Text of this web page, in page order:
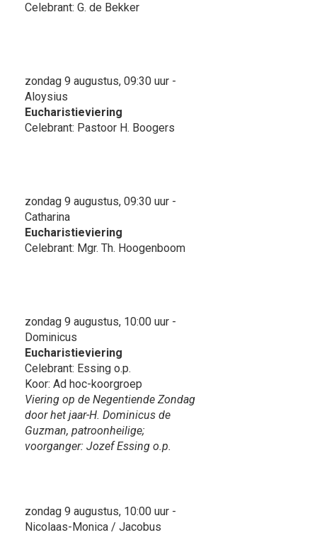
Celebrant: G. de Bekker
zondag 9 augustus, 09:30 uur -
Aloysius
Eucharistieviering
Celebrant: Pastoor H. Boogers
zondag 9 augustus, 09:30 uur -
Catharina
Eucharistieviering
Celebrant: Mgr. Th. Hoogenboom
zondag 9 augustus, 10:00 uur -
Dominicus
Eucharistieviering
Celebrant: Essing o.p.
Koor: Ad hoc-koorgroep
Viering op de Negentiende Zondag
door het jaar-H. Dominicus de
Guzman, patroonheilige;
voorganger: Jozef Essing o.p.
zondag 9 augustus, 10:00 uur -
Nicolaas-Monica / Jacobus